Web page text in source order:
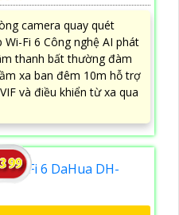
camera quay quét
Fi 6 Công nghệ AI phát
thanh bất thường đàm
xa ban đêm 10m hỗ trợ
và điều khiển từ xa qua